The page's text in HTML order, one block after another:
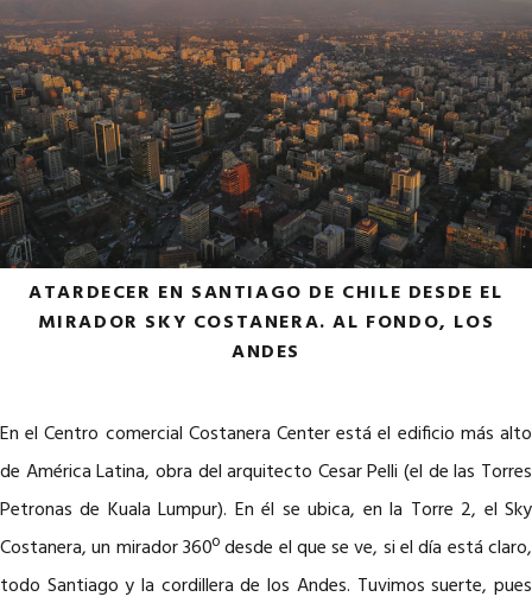
ATARDECER EN SANTIAGO DE CHILE DESDE EL
MIRADOR SKY COSTANERA. AL FONDO, LOS
ANDES
En el Centro comercial Costanera Center está el edificio más alto
de América Latina, obra del arquitecto Cesar Pelli (el de las Torres
Petronas de Kuala Lumpur). En él se ubica, en la Torre 2, el Sky
Costanera, un mirador 360º desde el que se ve, si el día está claro,
todo Santiago y la cordillera de los Andes. Tuvimos suerte, pues